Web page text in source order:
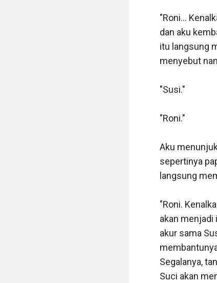
"Roni...
dan aku
itu langsung
menyebut
"Susi."
"Roni."
Aku
sepertinya
langsung
"Roni.
akan menjadi
akur sama
Segalanya,
Suci akan